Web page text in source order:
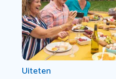
Uiteten